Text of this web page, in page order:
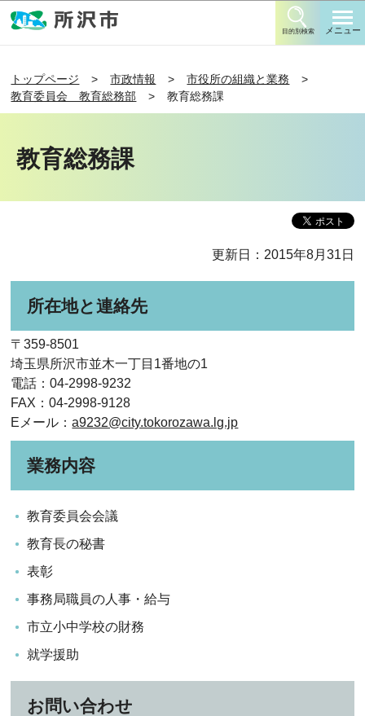
目的別検索 メニュー
トップページ 市政情報
市役所の組織と業務
教育委員会 教育総務部
教育総務課
教育総務課
更新日：2015年8月31日
所在地と連絡先
〒359-8501
埼玉県所沢市並木一丁目1番地の1
電話：04-2998-9232
FAX：04-2998-9128
Eメール：a9232@city.tokorozawa.lg.jp
業務内容
教育委員会会議
教育長の秘書
表彰
事務局職員の人事・給与
市立小中学校の財務
就学援助
お問い合わせ